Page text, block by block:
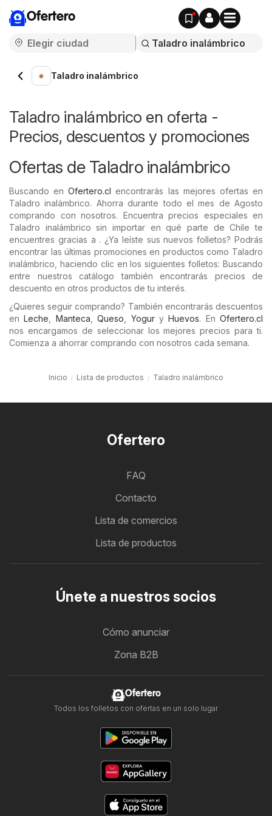
Ofertero
Taladro inalámbrico
Taladro inalámbrico en oferta -
Precios, descuentos y promociones
Ofertas de Taladro inalámbrico
Buscando enOfertero.cl encontrarás las mejores ofertas en
Taladro inalámbrico. Ahorra durante todo el mes de Agosto
comprando con nosotros. Encuentra precios especiales en
Taladro inalámbrico sin importar en qué parte de Chile te
encuentres gracias a . ¿Ya leíste sus nuevos folletos? Podrás
encontrar las últimas promociones en productos como Taladro
inalámbrico, haciendo clic en los siguientes folletos: Buscando
entre nuestros catálogo también encontrarás precios de
descuento en otros productos de tu interés.
¿Quieres seguir comprando? También encontrarás descuentos
enLeche Manteca ,Queso YoguryHuevos. En Ofertero.cl
nos encargamos de seleccionar los mejores precios para ti.
Comienza a ahorrar comprando con nosotros cada semana.
Inicio Lista de productos Taladro inalámbrico
Ofertero
FAQ
Contacto
Lista de comercios
Lista de productos
Únete a nuestros socios
Cómo anunciar
Zona B2B
Ofertero
Todos los folletos con ofertas en un solo lugar